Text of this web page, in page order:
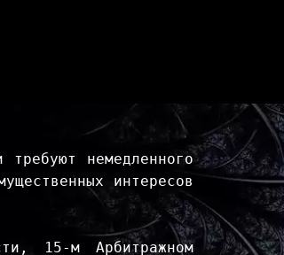
немедленного
интересов
15-м Арбитражном